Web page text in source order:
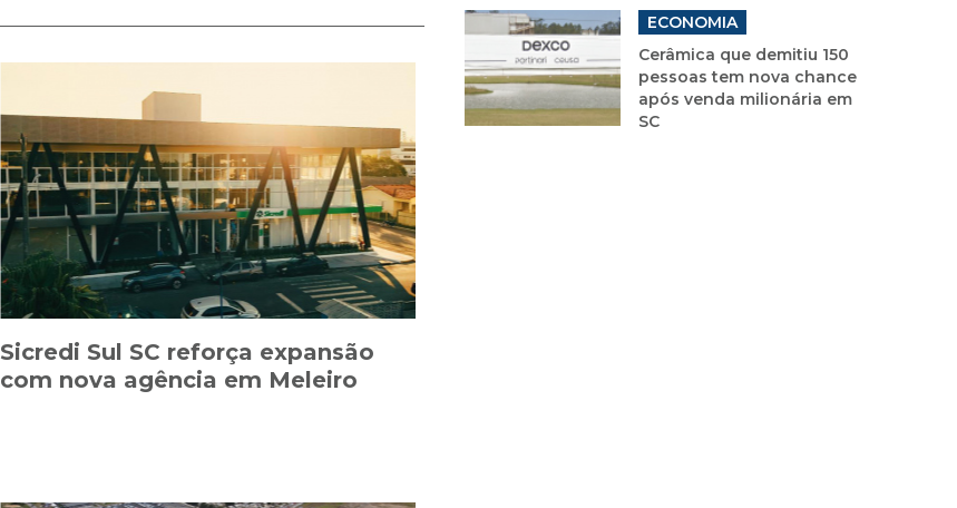
Sicredi Sul SC reforça expansão
com nova agência em Meleiro
ECONOMIA
Cerâmica que demitiu 150
pessoas tem nova chance
após venda milionária em
SC